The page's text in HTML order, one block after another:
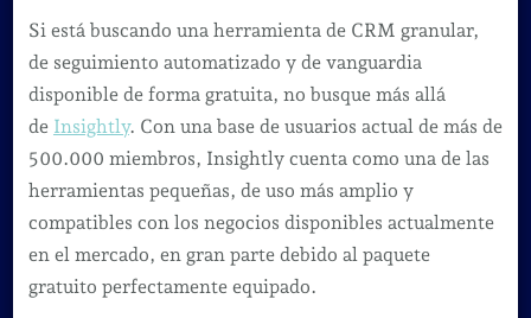
Si está buscando una herramienta de CRM granular,
de seguimiento automatizado y de vanguardia
disponible de forma gratuita, no busque más allá
de Insightly. Con una base de usuarios actual de más de
500.000 miembros, Insightly cuenta como una de las
herramientas pequeñas, de uso más amplio y
compatibles con los negocios disponibles actualmente
en el mercado, en gran parte debido al paquete
gratuito perfectamente equipado.